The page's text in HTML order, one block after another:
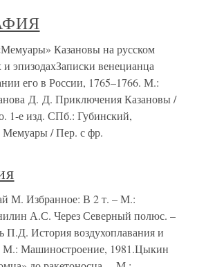
Казановы на русском
и эпизодахЗаписки венецианца
его в России, 1765–1766. М.:
Д. Д. Приключения Казановы /
1-е изд. СПб.: Губинский,
Мемуары / Пер. с фр.
М. Избранное: В 2 т. – М.:
А.С. Через Северный полюс. –
История воздухоплавания и
М.: Машиностроение, 1981.Цыкин